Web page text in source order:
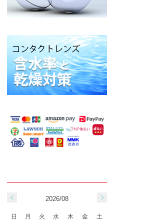
2026/08
日 月 火 水 木 金
土